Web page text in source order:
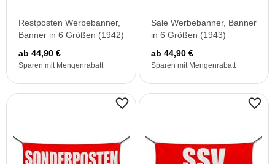
Restposten Werbebanner,
Banner in 6 Größen (1942)
ab 44,90 €
Sparen mit Mengenrabatt
Sale Werbebanner, Banner
in 6 Größen (1943)
ab 44,90 €
Sparen mit Mengenrabatt